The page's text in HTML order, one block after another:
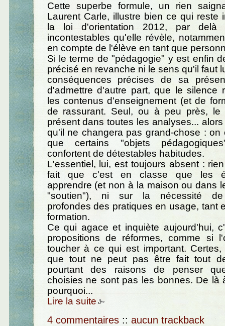
Cette superbe formule, un rien
Laurent Carle, illustre bien ce qui reste
la loi d'orientation 2012, par delà
incontestables qu'elle révèle,
en compte de l'élève en tant que
Si le terme de "pédagogie" y est enfin
précisé en revanche ni le sens qu'il faut
conséquences précises de sa
d'admettre d'autre part, que le silence
les contenus d'enseignement (et de
de rassurant. Seul, ou à peu près, le
présent dans toutes les analyses...
qu'il ne changera pas grand-chose : on
que certains "objets
confortent de détestables habitudes.
L'essentiel, lui, est toujours absent :
fait que c'est en classe que les
apprendre (et non à la maison ou dans
"soutien"), ni sur la nécessité de
profondes des pratiques en usage, tant
formation.
Ce qui agace et inquiète aujourd'hui,
propositions de réformes, comme si
toucher à ce qui est important.
que tout ne peut pas être fait tout
pourtant des raisons de penser
choisies ne sont pas les bonnes. De là
pourquoi...
Lire la suite
4 commentaires :: aucun trackback